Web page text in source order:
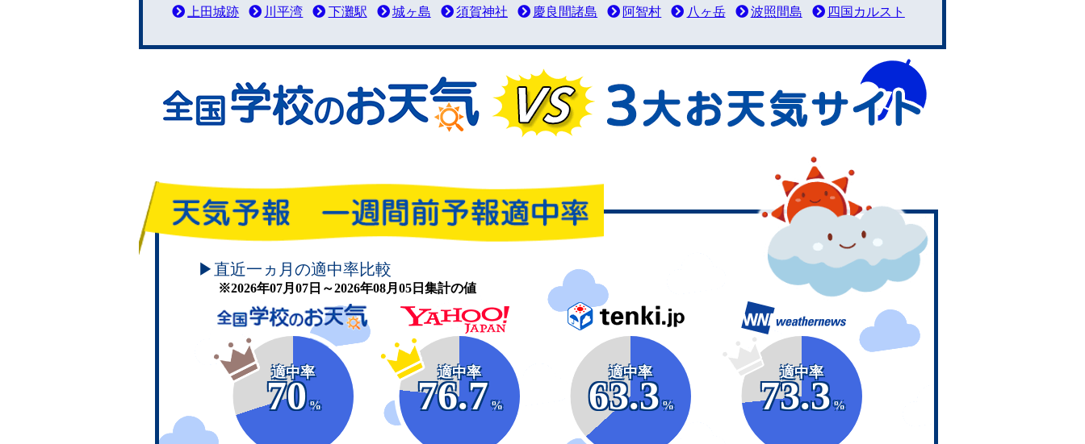
上田城跡
川平湾 下灘駅 城ヶ島 須賀神社 慶良間諸島 阿智村 八ヶ岳 波照間島 四国カルスト
頑張れ！学校のお天気
▶直近一ヵ月の適中率比較
※2026年07月07日～2026年08月05日集計の値
適中率
70
%
適中率
76.7
%
適中率
63.3
%
適中率
73.3
%